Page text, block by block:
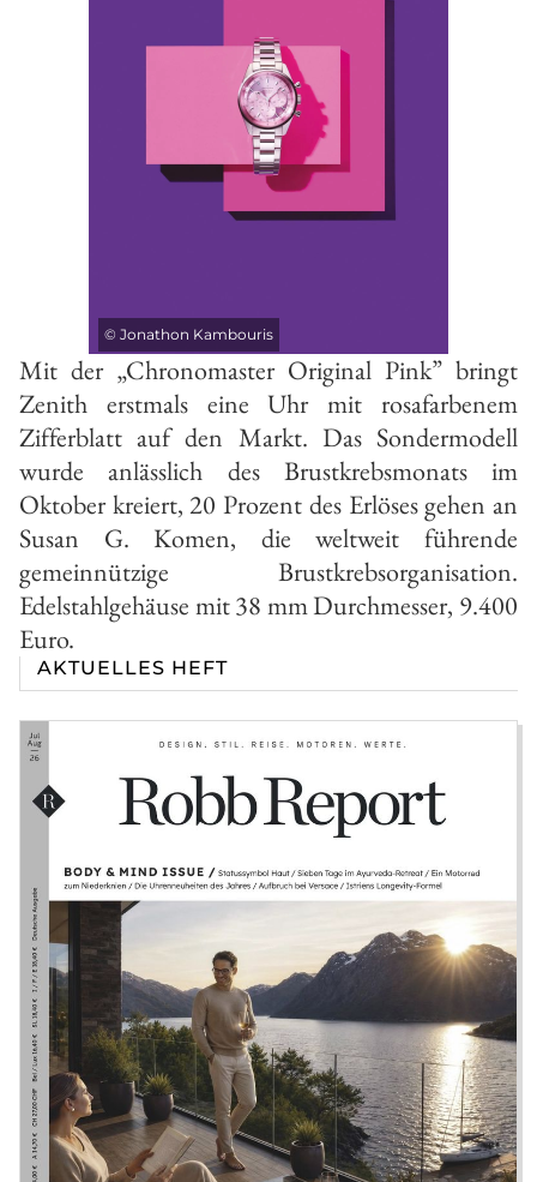
AKTUELLES HEFT
© Jonathon Kambouris
Mit der „Chronomaster Original Pink” bringt
Zenith erstmals eine Uhr mit rosafarbenem
Zifferblatt auf den Markt. Das Sondermodell
wurde anlässlich des Brustkrebsmonats im
Oktober kreiert, 20 Prozent des Erlöses gehen an
Susan G. Komen, die weltweit führende
gemeinnützige Brustkrebsorganisation.
Edelstahlgehäuse mit 38 mm Durchmesser, 9.400
Euro.